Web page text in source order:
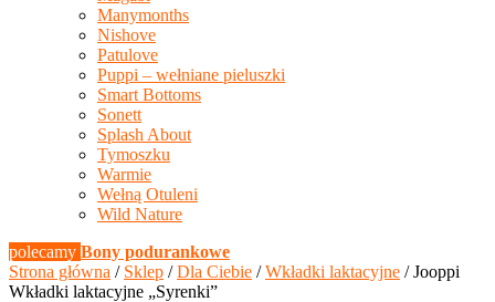
Manymonths
Nishove
Patulove
Puppi – wełniane pieluszki
Smart Bottoms
Sonett
Splash About
Tymoszku
Warmie
Wełną Otuleni
Wild Nature
polecamy Bony podurankowe
Strona główna / Sklep /Dla Ciebie /Wkładki laktacyjne / Jooppi
Wkładki laktacyjne „Syrenki”